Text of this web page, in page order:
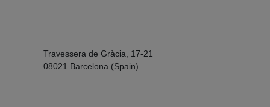
Travessera de Gràcia, 17-21
08021 Barcelona (Spain)